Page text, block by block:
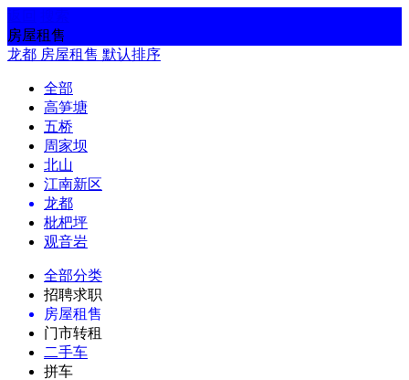
房屋租售
龙都 房屋租售 默认排序
全部
高笋塘
五桥
周家坝
北山
江南新区
龙都
枇杷坪
观音岩
全部分类
招聘求职
房屋租售
门市转租
二手车
拼车